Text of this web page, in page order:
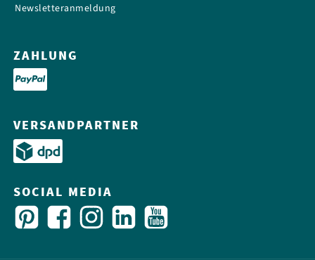
Newsletteranmeldung
ZAHLUNG
VERSANDPARTNER
SOCIAL MEDIA